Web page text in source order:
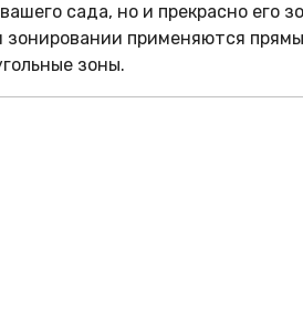
сада, но и прекрасно его
зонировании применяются
зоны.